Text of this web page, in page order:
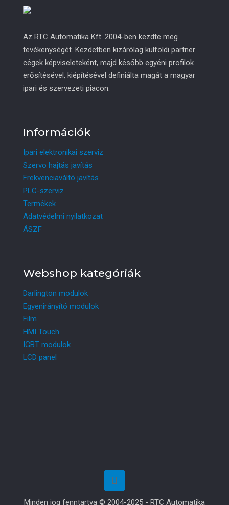
Az RTC Automatika Kft. 2004-ben kezdte meg
tevékenységét. Kezdetben kizárólag külföldi partner
cégek képviseleteként, majd később egyéni profilok
erősítésével, kiépítésével definiálta magát a magyar
ipari és szervezeti piacon.
Információk
Ipari elektronikai szerviz
Szervo hajtás javítás
Frekvenciaváltó javítás
PLC-szerviz
Termékek
Adatvédelmi nyilatkozat
ÁSZF
Webshop kategóriák
Darlington modulok
Egyenirányító modulok
Film
HMI Touch
IGBT modulok
LCD panel
Minden jog fenntartva © 2004-2025 - RTC Automatika